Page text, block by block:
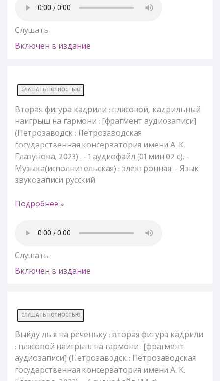
Слушать
Включен в издание
СЛУШАТЬ ПОЛНОСТЬЮ
Вторая фигура кадрили : плясовой, кадрильный
наигрыш на гармони : [фрагмент аудиозаписи]
(Петрозаводск : Петрозаводская
государственная консерватория имени А. К.
Глазунова, 2023) . - 1 аудиофайл (01 мин 02 с). -
Музыка(исполнительская) : электронная. - Язык
звукозаписи русский
Подробнее »
Слушать
Включен в издание
СЛУШАТЬ ПОЛНОСТЬЮ
Выйду ль я на реченьку : вторая фигура кадрили
: плясовой наигрыш на гармони : [фрагмент
аудиозаписи] (Петрозаводск : Петрозаводская
государственная консерватория имени А. К.